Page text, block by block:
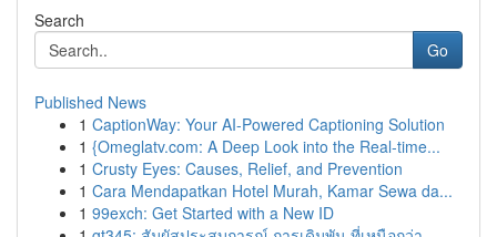
Search
Go
Published News
1 CaptionWay: Your AI-Powered Captioning Solution
1 {Omeglatv.com: A Deep Look into the Real-time...
1 Crusty Eyes: Causes, Relief, and Prevention
1 Cara Mendapatkan Hotel Murah, Kamar Sewa da...
1 99exch: Get Started with a New ID